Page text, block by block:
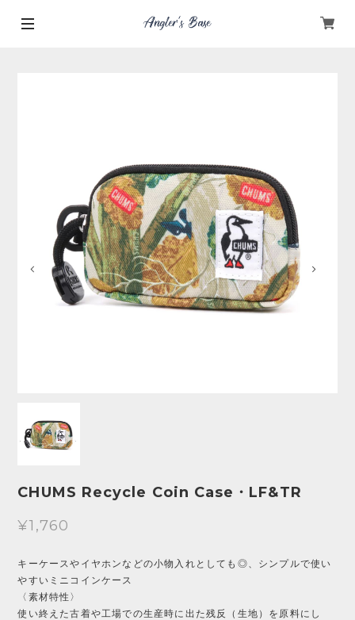
CHUMS Recycle Coin Case・LF&TR
¥1,760
キーケースやイヤホンなどの小物入れとしても◎、シンプルで使い
やすいミニコインケース
〈素材特性〉
使い終えた古着や工場での生産時に出た残反（生地）を原料にし